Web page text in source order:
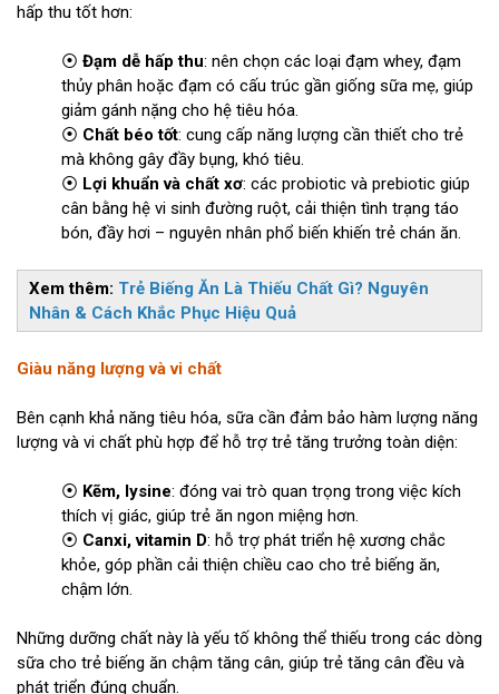
hấp thu tốt hơn:
⦿ Đạm dễ hấp thu: nên chọn các loại đạm whey, đạm
thủy phân hoặc đạm có cấu trúc gần giống sữa mẹ, giúp
giảm gánh nặng cho hệ tiêu hóa.
⦿ Chất béo tốt: cung cấp năng lượng cần thiết cho trẻ
mà không gây đầy bụng, khó tiêu.
⦿ Lợi khuẩn và chất xơ: các probiotic và prebiotic giúp
cân bằng hệ vi sinh đường ruột, cải thiện tình trạng táo
bón, đầy hơi – nguyên nhân phổ biến khiến trẻ chán ăn.
Xem thêm: Trẻ Biếng Ăn Là Thiếu Chất Gì? Nguyên
Nhân & Cách Khắc Phục Hiệu Quả
Giàu năng lượng và vi chất
Bên cạnh khả năng tiêu hóa, sữa cần đảm bảo hàm lượng năng
lượng và vi chất phù hợp để hỗ trợ trẻ tăng trưởng toàn diện:
⦿ Kẽm, lysine: đóng vai trò quan trọng trong việc kích
thích vị giác, giúp trẻ ăn ngon miệng hơn.
⦿ Canxi, vitamin D: hỗ trợ phát triển hệ xương chắc
khỏe, góp phần cải thiện chiều cao cho trẻ biếng ăn,
chậm lớn.
Những dưỡng chất này là yếu tố không thể thiếu trong các dòng
sữa cho trẻ biếng ăn chậm tăng cân, giúp trẻ tăng cân đều và
phát triển đúng chuẩn.